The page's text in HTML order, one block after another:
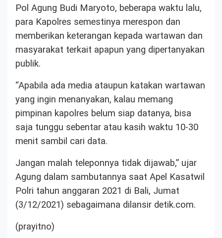
Pol Agung Budi Maryoto, beberapa waktu lalu,
para Kapolres semestinya merespon dan
memberikan keterangan kepada wartawan dan
masyarakat terkait apapun yang dipertanyakan
publik.
“Apabila ada media ataupun katakan wartawan
yang ingin menanyakan, kalau memang
pimpinan kapolres belum siap datanya, bisa
saja tunggu sebentar atau kasih waktu 10-30
menit sambil cari data.
Jangan malah teleponnya tidak dijawab,” ujar
Agung dalam sambutannya saat Apel Kasatwil
Polri tahun anggaran 2021 di Bali, Jumat
(3/12/2021) sebagaimana dilansir detik.com.
(prayitno)